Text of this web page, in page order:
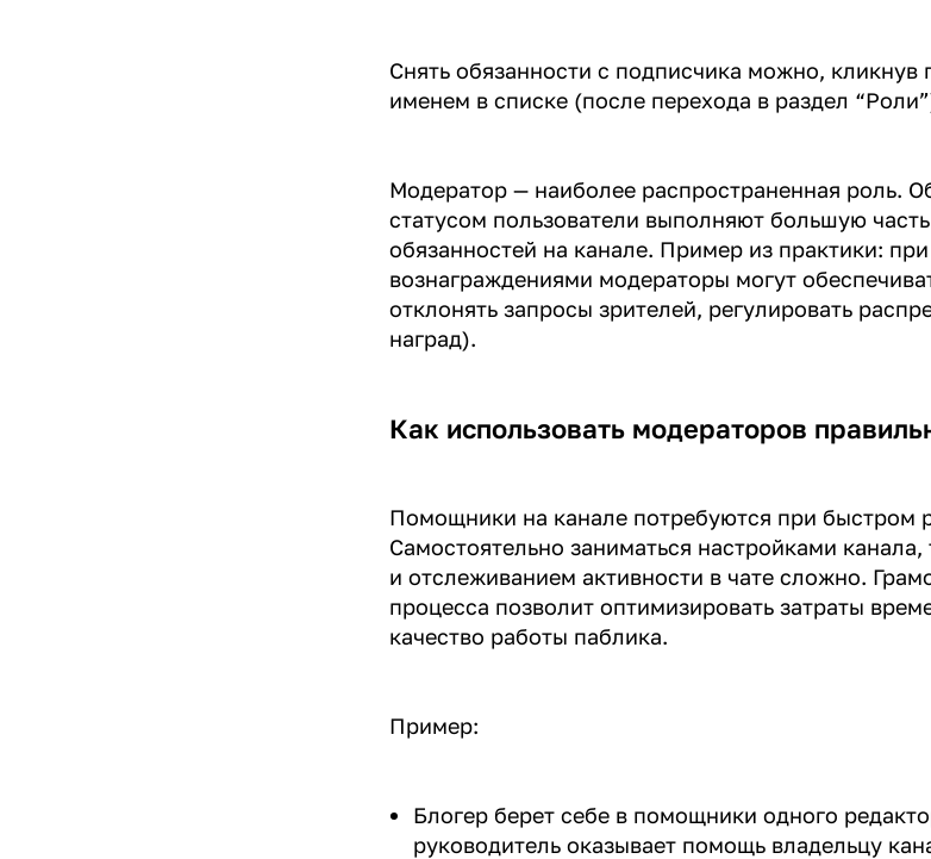
Снять обязанности с подписчика можно, кликнув
именем в списке (после перехода в раздел
Модератор — наиболее распространенная роль.
статусом пользователи выполняют большую
обязанностей на канале. Пример из практики:
вознаграждениями модераторы могут
отклонять запросы зрителей, регулировать
наград).
Как использовать модераторов
Помощники на канале потребуются при быстром
Самостоятельно заниматься настройками
и отслеживанием активности в чате сложно.
процесса позволит оптимизировать затраты
качество работы паблика.
Пример:
Блогер берет себе в помощники одного
руководитель оказывает помощь владельцу